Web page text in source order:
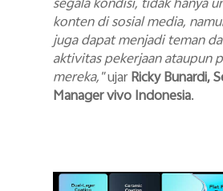
segala kondisi, tidak hanya
konten di sosial media,
juga dapat menjadi teman
aktivitas pekerjaan ataupun
mereka,"ujarRicky Bunardi,
Manager vivo Indonesia.